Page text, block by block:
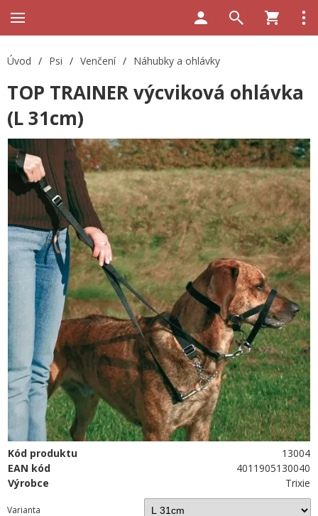
Úvod / Psi / Venčení / Náhubky a ohlávky
TOP TRAINER výcviková ohlávka
(L 31cm)
Kód produktu
13004
EAN kód
4011905130040
Výrobce
Trixie
Varianta